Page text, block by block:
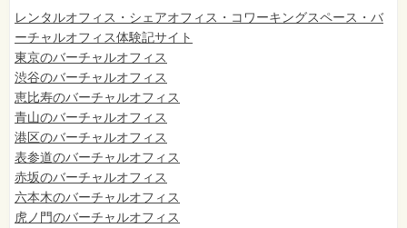
レンタルオフィス・シェアオフィス・コワーキングスペース・バ
ーチャルオフィス体験記サイト
東京のバーチャルオフィス
渋谷のバーチャルオフィス
恵比寿のバーチャルオフィス
青山のバーチャルオフィス
港区のバーチャルオフィス
表参道のバーチャルオフィス
赤坂のバーチャルオフィス
六本木のバーチャルオフィス
虎ノ門のバーチャルオフィス